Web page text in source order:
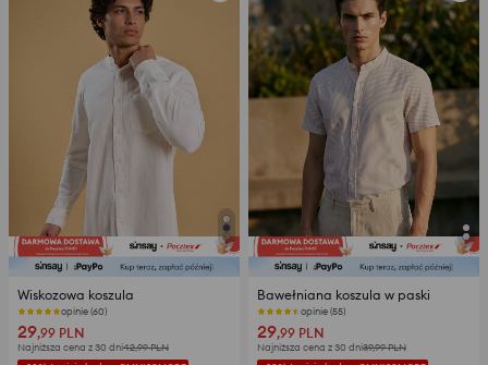
Wiskozowa koszula
opinie (60)
29,99 PLN
Najniższa cena z 30 dni42,99PLN
Bawełniana koszula w paski
Ostatnie sztuki
29,99 PLN
Najniższa cena z 30 dni39,99PLN